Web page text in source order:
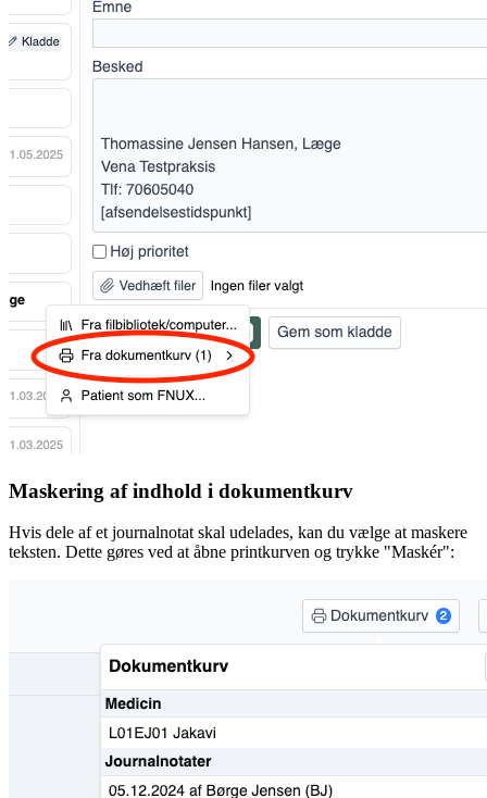
Maskering af indhold i dokumentkurv
Hvis dele af et journalnotat skal udelades, kan du vælge at maskere
teksten. Dette gøres ved at åbne printkurven og trykke "Maskér":